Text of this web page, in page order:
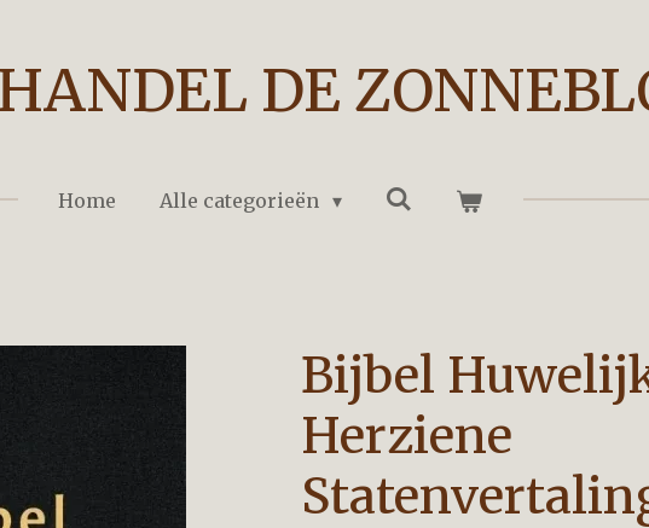
DE
Home Alle categorieën
Bijbel
Herziene